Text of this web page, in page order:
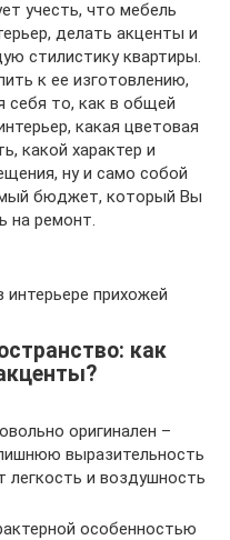
учесть, что мебель
делать акценты и
стилистику квартиры.
к ее изготовлению,
себя то, как в общей
какая цветовая
какой характер и
ну и само собой
бюджет, который Вы
на ремонт.
интерьере прихожей
как
оригинален –
выразительность
легкость и воздушность
особенностью